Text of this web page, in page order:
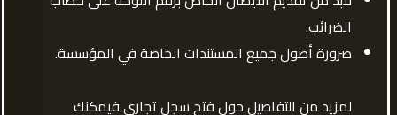
الضرائب.
ضرورة أصول جميع المستندات الخاصة في المؤسسة.
لمزيد من التفاصيل حول فتح سجل تجاري فيمكنك